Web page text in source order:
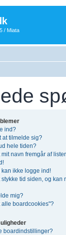
/ Miata
ind?
at tilmelde sig?
hele tiden?
navn fremgår af
ikke logge ind!
stykke tid siden, og
mig?
alle boardcookies"?
boardindstillinger?